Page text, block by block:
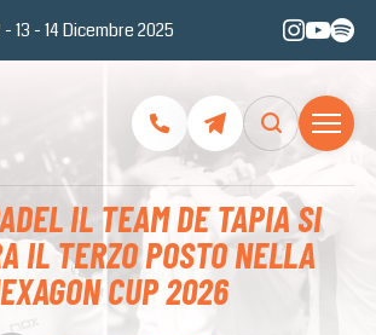
- 13 - 14 Dicembre 2025
IL TEAM DE TAPIA SI
IL TERZO POSTO NELLA
CUP 2026